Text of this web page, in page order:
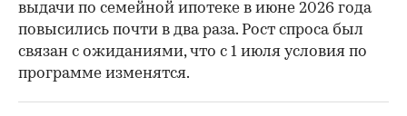
выдачи по семейной ипотеке в июне 2026 года
повысились почти в два раза. Рост спроса был
связан с ожиданиями, что с 1 июля условия по
программе изменятся.